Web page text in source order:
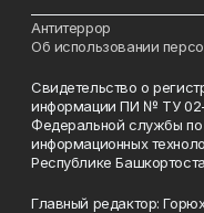
Антитеррор
Об использовании
Свидетельство о
информации ПИ № ТУ
Федеральной службы
информационных
Республике
Главный редактор: